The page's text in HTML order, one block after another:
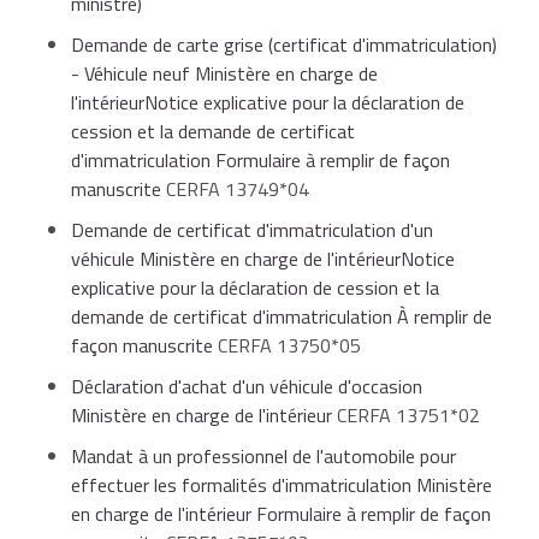
sécurisé à appliquer sur la carte grise à l'emplacement
de l'ancienne adresse.
À savoir
les véhicules immatriculés dans l'ancien système
conservent leur immatriculation tant que la carte grise
n'est pas modifiée. C'est seulement lorsqu'une
modification doit intervenir sur le certificat
d'immatriculation (changement de propriétaire, de
domicile ou d'état civil...) que le véhicule passe dans le
SIV avec une nouvelle numérotation.
délivrer le numéro d'immatriculation,
éditer le certificat provisoire d'immatriculation
(CPI) permettant à l'usager de circuler en France
dans l'attente du certificat définitif,
et transmettre directement la demande
d'immatriculation à l'Imprimerie nationale, qui émet
le certificat d'immatriculation définitif, envoyé par
courrier.
Le professionnel agréé peut, en plus des taxes à
régler (taxe régionale, taxe CO₂...) et redevance
d'acheminement, demander le versement d'une
La demande d'agrément peut être déposée en même
temps que la demande d'habilitation ou après.
Site internet : https://habilitation-
siv.interieur.gouv.fr/apd-map-ppl/apd/accueil
Ministère en charge de l'intérieur
Demande de carte grise (certificat d'immatriculation)
- Véhicule neuf Ministère en charge de
l'intérieurNotice explicative pour la déclaration de
cession et la demande de certificat
d'immatriculation Formulaire à remplir de façon
manuscrite CERFA 13749*04
Demande de certificat d'immatriculation d'un
véhicule Ministère en charge de l'intérieurNotice
explicative pour la déclaration de cession et la
demande de certificat d'immatriculation À remplir de
façon manuscrite CERFA 13750*05
Déclaration d'achat d'un véhicule d'occasion
Ministère en charge de l'intérieurCERFA 13751*02
Mandat à un professionnel de l'automobile pour
effectuer les formalités d'immatriculation Ministère
en charge de l'intérieur Formulaire à remplir de façon